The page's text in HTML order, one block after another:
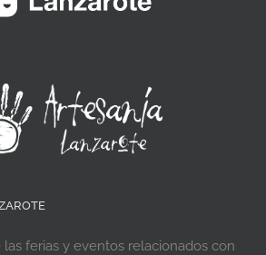
ferias y eventos relacionados con